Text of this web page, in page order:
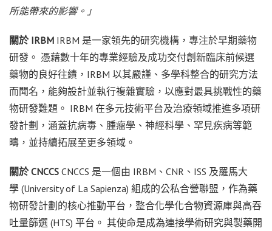
所能帶來的影響。」
關於 IRBM IRBM 是一家領先的研究機構，專注於早期藥物
研發。 憑藉數十年的專業經驗及成功交付創新臨床前候選
藥物的良好往績，IRBM 以其嚴謹、多學科整合的研究方法
而聞名，能夠設計並執行複雜實驗，以應對最具挑戰性的藥
物研發難題。 IRBM 在多元技術平台及治療領域推進多項研
發計劃，涵蓋抗病毒、腫瘤學、神經科學、罕見疾病等範
疇，並持續拓展至更多領域。
關於 CNCCS CNCCS 是一個由 IRBM、CNR、ISS 及羅馬大
學 (University of La Sapienza) 組成的公私合營聯盟，作為藥
物研發計劃的核心推動平台，整合化學化合物資源庫與高吞
吐量篩選 (HTS) 平台。 其使命是成為連接學術研究與製藥開